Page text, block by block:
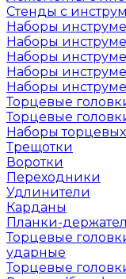
Стенды с
Наборы
Наборы
Наборы
Наборы
Наборы
Торцевые
Торцевые
Наборы
Трещотки
Воротки
Переходники
Удлинители
Карданы
Планки-
Торцевые
ударные
Торцевые